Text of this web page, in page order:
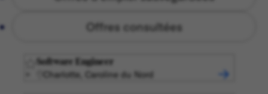
Offres consultées
Software Engineer
Charlotte, Caroline du Nord